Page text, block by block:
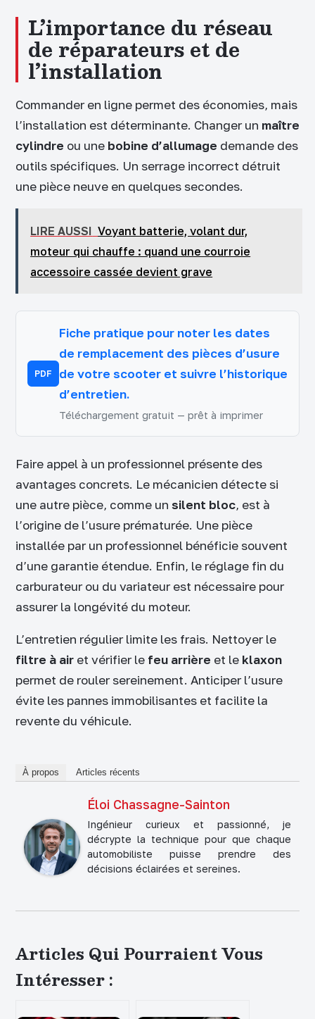
L’importance du réseau
de réparateurs et de
l’installation
Commander en ligne permet des économies, mais
l’installation est déterminante. Changer un maître
cylindre ou une bobine d’allumage demande des
outils spécifiques. Un serrage incorrect détruit
une pièce neuve en quelques secondes.
LIRE AUSSI Voyant batterie, volant dur,
moteur qui chauffe : quand une courroie
accessoire cassée devient grave
PDF
Fiche pratique pour noter les dates
de remplacement des pièces d’usure
de votre scooter et suivre l’historique
d’entretien.
Téléchargement gratuit — prêt à imprimer
Faire appel à un professionnel présente des
avantages concrets. Le mécanicien détecte si
une autre pièce, comme un silent bloc, est à
l’origine de l’usure prématurée. Une pièce
installée par un professionnel bénéficie souvent
d’une garantie étendue. Enfin, le réglage fin du
carburateur ou du variateur est nécessaire pour
assurer la longévité du moteur.
L’entretien régulier limite les frais. Nettoyer le
filtre à air et vérifier le feu arrière et le klaxon
permet de rouler sereinement. Anticiper l’usure
évite les pannes immobilisantes et facilite la
revente du véhicule.
À propos Articles récents
Éloi Chassagne-Sainton
Ingénieur curieux et passionné, je
décrypte la technique pour que chaque
automobiliste puisse prendre des
décisions éclairées et sereines.
Articles Qui Pourraient Vous
Intéresser :